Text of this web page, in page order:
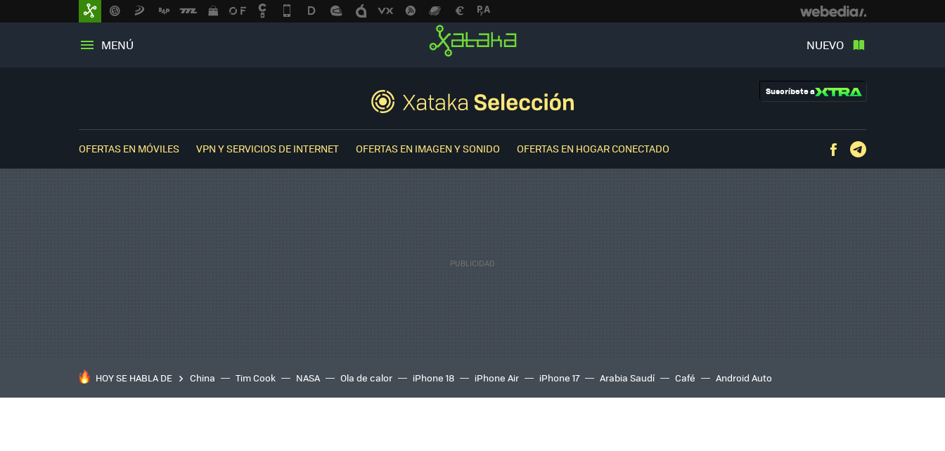
MENÚ NUEVO
Suscríbete a
OFERTAS EN MÓVILES VPN Y SERVICIOS DE INTERNET OFERTAS EN IMAGEN Y SONIDO OFERTAS EN HOGAR CONECTADO Facebook
HOY SE HABLA DE China Tim Cook NASA Ola de calor iPhone 18 iPhone Air iPhone 17 Arabia Saudí Café Android Auto